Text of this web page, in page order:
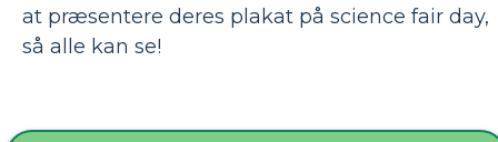
at præsentere deres plakat på science fair day,
så alle kan se!